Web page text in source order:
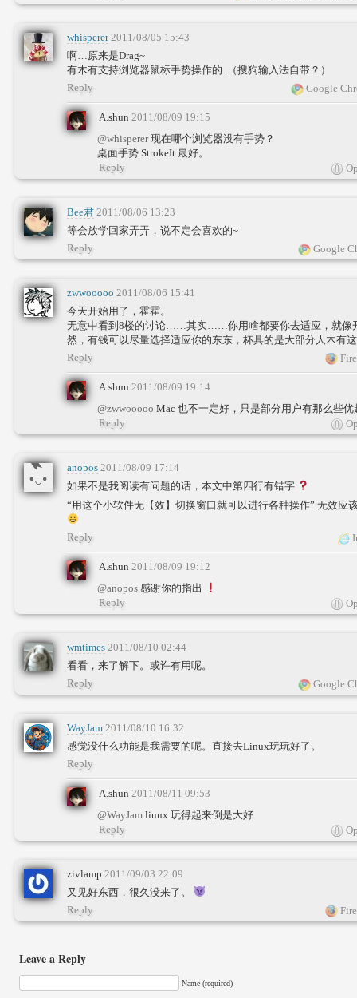
whisperer 2011/08/05 15:43
啊…原来是Drag~
有木有支持浏览器鼠标手势操作的..（搜狗输入法自带？）
Google
Reply
A.shun 2011/08/09 19:15
@whisperer现在哪个浏览器没有手势？
桌面手势 StrokeIt 最好。
Reply
Bee君 2011/08/06 13:23
等会放学回家弄弄，说不定会喜欢的~
Google
Reply
zwwooooo 2011/08/06 15:41
今天开始用了，霍霍。
无意中看到8楼的讨论……其实……你用啥都要你去适应，就像
然，有钱可以尽量选择适应你的东东，杯具的是大部分人木有
Reply
A.shun 2011/08/09 19:14
@zwwooooo Mac 也不一定好，只是部分用户有那么些优
Reply
anopos 2011/08/09 17:14
如果不是我阅读有问题的话，本文中第四行有错字
“用这个小软件无【效】切换窗口就可以进行各种操作” 无效应
Reply
A.shun 2011/08/09 19:12
@anopos 感谢你的指出
Reply
wmtimes 2011/08/10 02:44
看看，来了解下。或许有用呢。
Google
Reply
WayJam 2011/08/10 16:32
感觉没什么功能是我需要的呢。直接去Linux玩玩好了。
Reply
A.shun 2011/08/11 09:53
@WayJam liunx 玩得起来倒是大好
Reply
zivlamp 2011/09/03 22:09
又见好东西，很久没来了。
Reply
Leave a Reply
Name (required)